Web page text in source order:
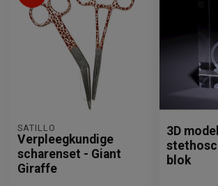
SATILLO
Verpleegkundige
scharenset - Giant
Giraffe
3D
blok